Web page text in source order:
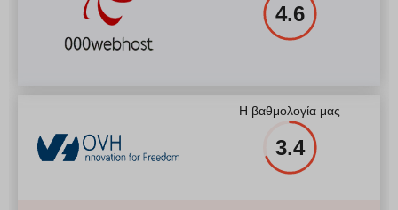
4.6
Η βαθμολογία μας
3.4